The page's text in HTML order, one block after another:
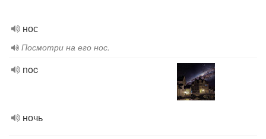
нос
Посмотри на его нос.
noc
ночь